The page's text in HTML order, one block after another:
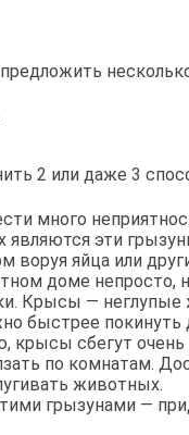
2 или даже 3
много
являются эти
яйца или
доме непросто,
Крысы —
быстрее покинуть
крысы сбегут очень
по комнатам.
животных.
грызунами —